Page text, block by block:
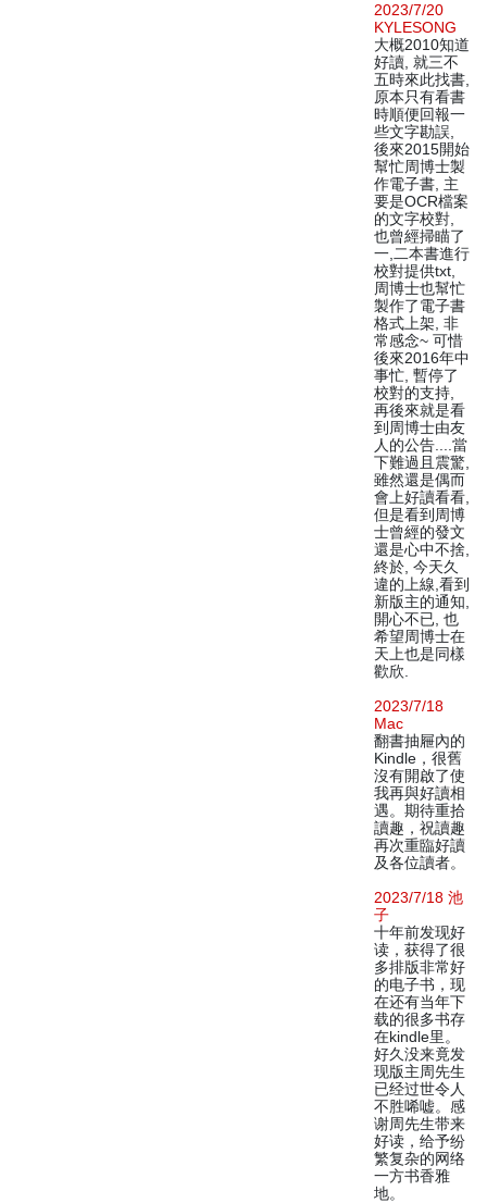
2023/7/20
KYLESONG
大概2010知道
好讀, 就三不
五時來此找書,
原本只有看書
時順便回報一
些文字勘誤,
後來2015開始
幫忙周博士製
作電子書, 主
要是OCR檔案
的文字校對,
也曾經掃瞄了
一,二本書進行
校對提供txt,
周博士也幫忙
製作了電子書
格式上架, 非
常感念~ 可惜
後來2016年中
事忙, 暫停了
校對的支持,
再後來就是看
到周博士由友
人的公告....當
下難過且震驚,
雖然還是偶而
會上好讀看看,
但是看到周博
士曾經的發文
還是心中不捨,
終於, 今天久
違的上線,看到
新版主的通知,
開心不已, 也
希望周博士在
天上也是同樣
歡欣.
2023/7/18
Mac
翻書抽屜內的
Kindle，很舊
沒有開啟了使
我再與好讀相
遇。期待重拾
讀趣，祝讀趣
再次重臨好讀
及各位讀者。
2023/7/18 池
子
十年前发现好
读，获得了很
多排版非常好
的电子书，现
在还有当年下
载的很多书存
在kindle里。
好久没来竟发
现版主周先生
已经过世令人
不胜唏嘘。感
谢周先生带来
好读，给予纷
繁复杂的网络
一方书香雅
地。